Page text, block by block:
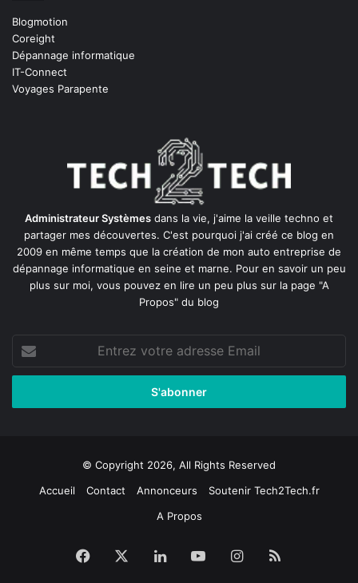
Blogmotion
Coreight
Dépannage informatique
IT-Connect
Voyages Parapente
Administrateur Systèmes dans la vie, j'aime la veille techno et
partager mes découvertes. C'est pourquoi j'ai créé ce blog en
2009 en même temps que la création de mon auto entreprise de
dépannage informatique en seine et marne. Pour en savoir un peu
plus sur moi, vous pouvez en lire un peu plus sur la page "A
Propos" du blog
votre
adresse
© Copyright 2026, All Rights Reserved
Accueil
Contact Annonceurs
Soutenir Tech2Tech.fr
A Propos
Facebook LinkedinYouTubeInstagram
RSS